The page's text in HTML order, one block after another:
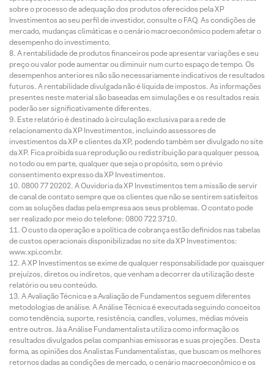
sobre o processo de adequação dos produtos oferecidos pela XP
Investimentos ao seu perfil de investidor, consulte o FAQ. As condições de
mercado, mudanças climáticas e o cenário macroeconômico podem afetar o
desempenho do investimento.
A rentabilidade de produtos financeiros pode apresentar variações e seu
preço ou valor pode aumentar ou diminuir num curto espaço de tempo. Os
desempenhos anteriores não são necessariamente indicativos de resultados
futuros. A rentabilidade divulgada não é líquida de impostos. As informações
presentes neste material são baseadas em simulações e os resultados reais
poderão ser significativamente diferentes.
Este relatório é destinado à circulação exclusiva para a rede de
relacionamento da XP Investimentos, incluindo assessores de
investimentos da XP e clientes da XP, podendo também ser divulgado no site
da XP. Fica proibida sua reprodução ou redistribuição para qualquer pessoa,
no todo ou em parte, qualquer que seja o propósito, sem o prévio
consentimento expresso da XP Investimentos.
0800 77 20202. A Ouvidoria da XP Investimentos tem a missão de servir
de canal de contato sempre que os clientes que não se sentirem satisfeitos
com as soluções dadas pela empresa aos seus problemas. O contato pode
ser realizado por meio do telefone: 0800 722 3710.
O custo da operação e a política de cobrança estão definidos nas tabelas
de custos operacionais disponibilizadas no site da XP Investimentos:
www.xpi.com.br.
A XP Investimentos se exime de qualquer responsabilidade por quaisquer
prejuízos, diretos ou indiretos, que venham a decorrer da utilização deste
relatório ou seu conteúdo.
A Avaliação Técnica e a Avaliação de Fundamentos seguem diferentes
metodologias de análise. A Análise Técnica é executada seguindo conceitos
como tendência, suporte, resistência, candles, volumes, médias móveis
entre outros. Já a Análise Fundamentalista utiliza como informação os
resultados divulgados pelas companhias emissoras e suas projeções. Desta
forma, as opiniões dos Analistas Fundamentalistas, que buscam os melhores
retornos dadas as condições de mercado, o cenário macroeconômico e os